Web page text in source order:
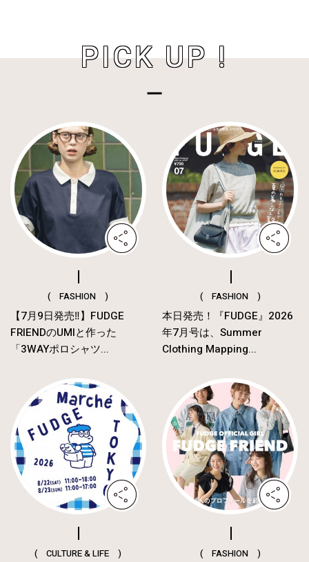
PICK UP !
( FASHION )
【7月9日発売‼︎】FUDGE
FRIENDのUMIと作った
「3WAYポロシャツ...
( FASHION )
本日発売！『FUDGE』2026
年7月号は、Summer
Clothing Mapping...
( CULTURE & LIFE ) ( FASHION )